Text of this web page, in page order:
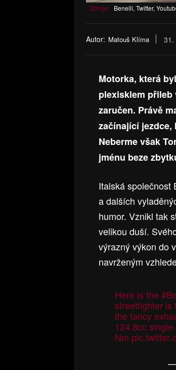
Zdroje: Benelli, Twitter,
Autor: Matouš Klíma 31.
Motorka, která
plexisklem přileb
zaručen. Právě
začínající
Neberme však
jménu beze
Italská společnost
a dalších
humor. Vznikl tak
velikou duší.
výrazný výkon do
navrženým
Here is the
streetfighter is
the fancy
124.8cc
Nm
—